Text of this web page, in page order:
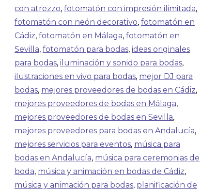
con atrezzo, fotomatón con impresión ilimitada,
fotomatón con neón decorativo, fotomatón en
Cádiz, fotomatón en Málaga, fotomatón en
Sevilla, fotomatón para bodas, ideas originales
para bodas, iluminación y sonido para bodas,
ilustraciones en vivo para bodas, mejor DJ para
bodas, mejores proveedores de bodas en Cádiz,
mejores proveedores de bodas en Málaga,
mejores proveedores de bodas en Sevilla,
mejores proveedores para bodas en Andalucía,
mejores servicios para eventos, música para
bodas en Andalucía, música para ceremonias de
boda, música y animación en bodas de Cádiz,
música y animación para bodas, planificación de